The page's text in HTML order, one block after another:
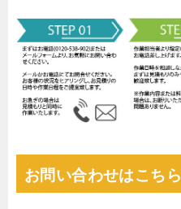
お問い合わせはこちら